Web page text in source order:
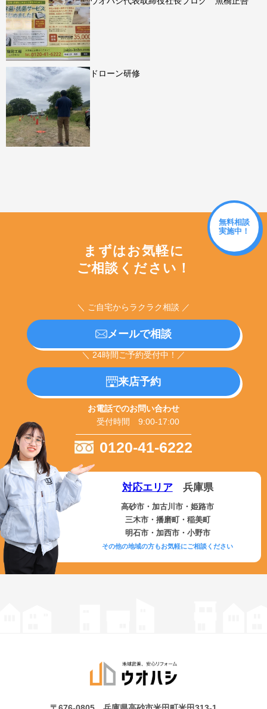
ドローン研修
無料相談
実施中！
まずはお気軽に
ご相談ください！
＼ ご自宅からラクラク相談 ／
メールで相談
＼ 24時間ご予約受付中！／
来店予約
お電話でのお問い合わせ
受付時間 9:00-17:00
0120-41-6222
対応エリア兵庫県
高砂市・加古川市・姫路市
三木市・播磨町・稲美町
明石市・加西市・小野市
その他の地域の方もお気軽にご相談ください